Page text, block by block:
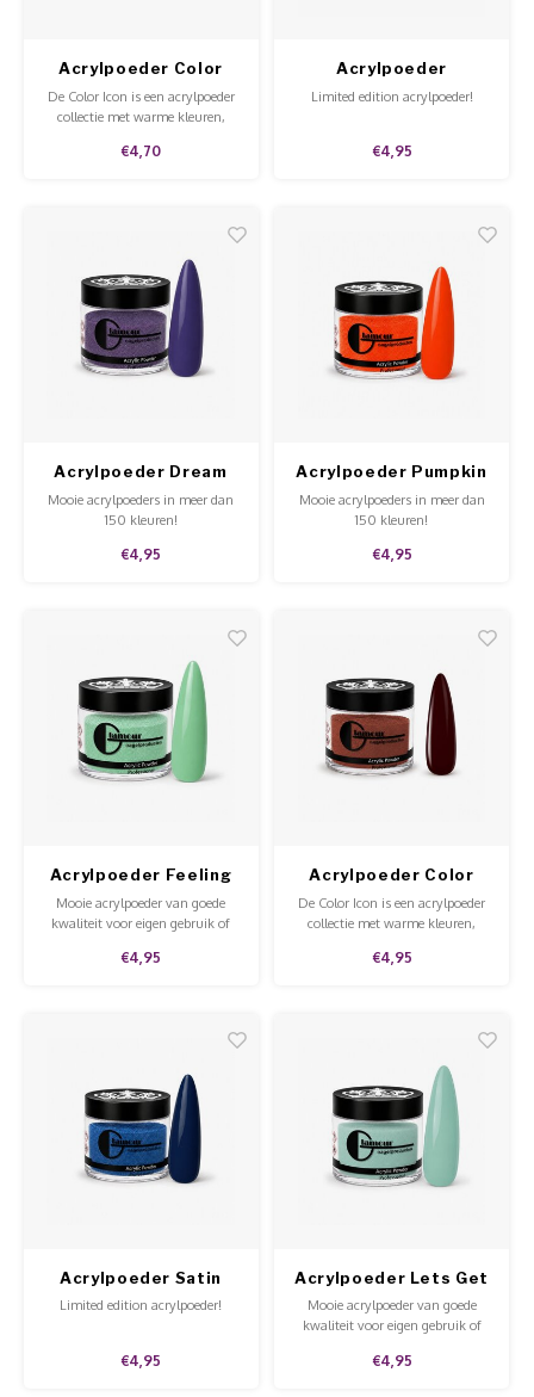
Acrylpoeder Color
Icon Clementine Pop
De Color Icon is een acrylpoeder
collectie met warme kleuren,
€4,70
Acrylpoeder
Cosmopolitan
Limited edition acrylpoeder!
€4,95
Acrylpoeder Dream
Time
Mooie acrylpoeders in meer dan
150 kleuren!
€4,95
Acrylpoeder Pumpkin
Pie
Mooie acrylpoeders in meer dan
150 kleuren!
€4,95
Acrylpoeder Feeling
Fruity
Mooie acrylpoeder van goede
kwaliteit voor eigen gebruik of
€4,95
Acrylpoeder Color
Icon Passionata
De Color Icon is een acrylpoeder
collectie met warme kleuren,
€4,95
Acrylpoeder Satin
Lover
Limited edition acrylpoeder!
€4,95
Acrylpoeder Lets Get
Minty
Mooie acrylpoeder van goede
kwaliteit voor eigen gebruik of
€4,95